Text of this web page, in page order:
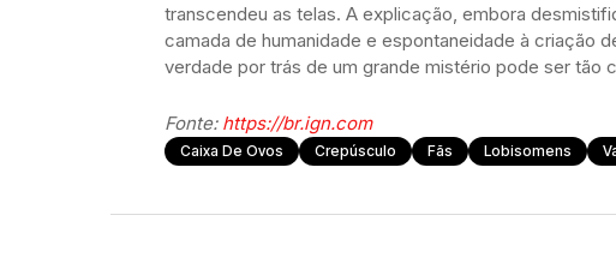
transcendeu as telas. A explicação, embora
camada de humanidade e espontaneidade à criação
verdade por trás de um grande mistério pode ser tão
Fonte: https://br.ign.com
Caixa De Ovos Crepúsculo Fãs Lobisomens